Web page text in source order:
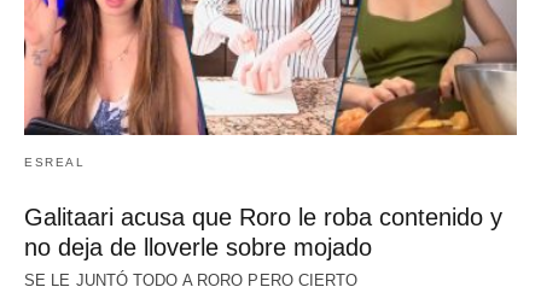
ESREAL
Galitaari acusa que Roro le roba contenido y
no deja de lloverle sobre mojado
SE LE JUNTÓ TODO A RORO PERO CIERTO